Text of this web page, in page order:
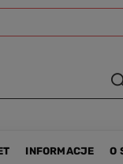
INFORMACJE O